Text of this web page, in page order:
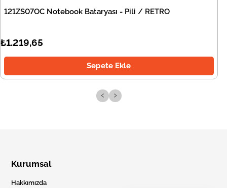
121ZS07OC Notebook Bataryası - Pili / RETRO
₺1.219,65
Sepete Ekle
‹ ›
Kurumsal
Hakkımızda